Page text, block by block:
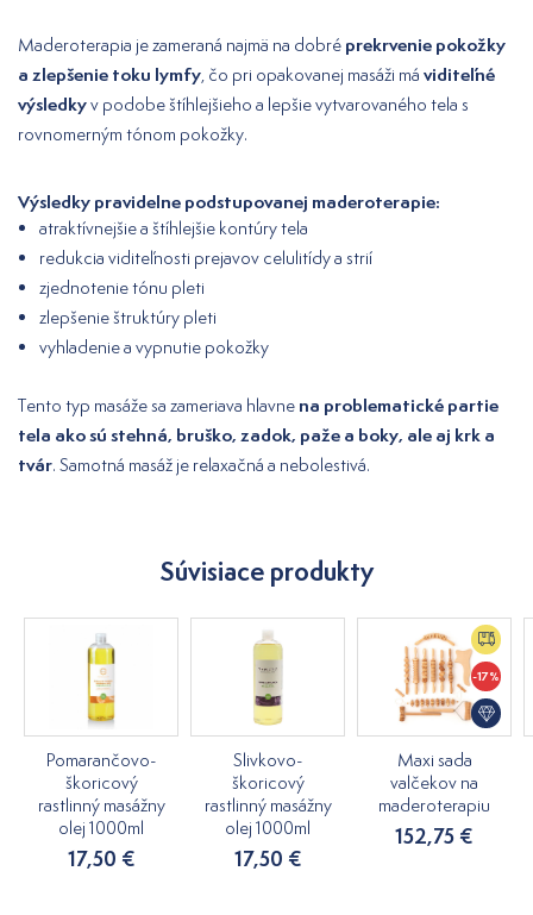
Maderoterapia je zameraná najmä na dobré prekrvenie pokožky
a zlepšenie toku lymfy , čo pri opakovanej masáži má viditeľné
výsledkyv podobe štíhlejšieho a lepšie vytvarovaného tela s
rovnomerným tónom pokožky.
Výsledky pravidelne podstupovanej maderoterapie:
atraktívnejšie a štíhlejšie kontúry tela
redukcia viditeľnosti prejavov celulitídy a strií
zjednotenie tónu pleti
zlepšenie štruktúry pleti
vyhladenie a vypnutie pokožky
Tento typ masáže sa zameriava hlavne na problematické partie
tela ako sú stehná, bruško, zadok, paže a boky, ale aj krk a
tvár. Samotná masáž je relaxačná a nebolestivá.
Súvisiace produkty
Pomarančovo-
škoricový
rastlinný masážny
olej 1000ml
17,50 €
Slivkovo-
škoricový
rastlinný masážny
olej 1000ml
17,50 €
-17%
Maxi sada
valčekov na
maderoterapiu
152,75 €